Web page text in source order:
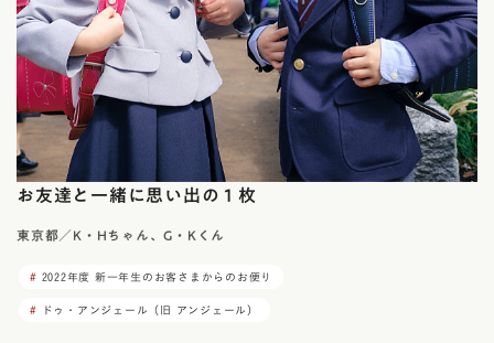
お友達と一緒に思い出の１枚
東京都／K・Hちゃん、G・Kくん
2022年度 新一年生のお客さまからのお便り
ドゥ・アンジェール（旧 アンジェール）